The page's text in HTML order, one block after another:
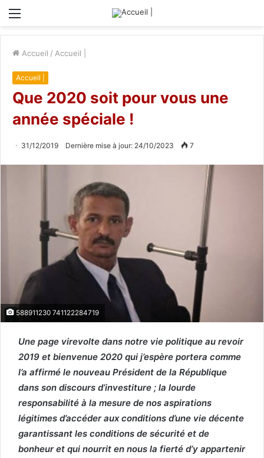
Menu
Accueil / Accueil |
Accueil |
Que 2020 soit pour vous une
année spéciale !
31/12/2019 Dernière mise à jour: 24/10/2023 7
588911230 741122284719
Une page virevolte dans notre vie politique au revoir
2019 et bienvenue 2020 qui j’espère portera comme
l’a affirmé le nouveau Président de la République
dans son discours d’investiture ; la lourde
responsabilité à la mesure de nos aspirations
légitimes d’accéder aux conditions d’une vie décente
garantissant les conditions de sécurité et de
bonheur et qui nourrit en nous la fierté d’y appartenir